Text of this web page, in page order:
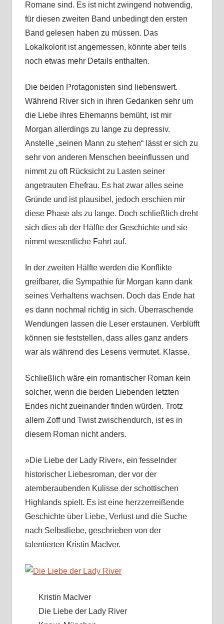
Romane sind. Es ist nicht zwingend notwendig,
für diesen zweiten Band unbedingt den ersten
Band gelesen haben zu müssen. Das
Lokalkolorit ist angemessen, könnte aber teils
noch etwas mehr Details enthalten.
Die beiden Protagonisten sind liebenswert.
Während River sich in ihren Gedanken sehr um
die Liebe ihres Ehemanns bemüht, ist mir
Morgan allerdings zu lange zu depressiv.
Anstelle „seinen Mann zu stehen“ lässt er sich zu
sehr von anderen Menschen beeinflussen und
nimmt zu oft Rücksicht zu Lasten seiner
angetrauten Ehefrau. Es hat zwar alles seine
Gründe und ist plausibel, jedoch erschien mir
diese Phase als zu lange. Doch schließlich dreht
sich dies ab der Hälfte der Geschichte und sie
nimmt wesentliche Fahrt auf.
In der zweiten Hälfte werden die Konflikte
greifbarer, die Sympathie für Morgan kann dank
seines Verhaltens wachsen. Doch das Ende hat
es dann nochmal richtig in sich. Überraschende
Wendungen lassen die Leser erstaunen. Verblüfft
können sie feststellen, dass alles ganz anders
war als während des Lesens vermutet. Klasse.
Schließlich wäre ein romantischer Roman kein
solcher, wenn die beiden Liebenden letzten
Endes nicht zueinander finden würden. Trotz
allem Zoff und Twist zwischendurch, ist es in
diesem Roman nicht anders.
»Die Liebe der Lady River«, ein fesselnder
historischer Liebesroman, der vor der
atemberaubenden Kulisse der schottischen
Highlands spielt. Es ist eine herzzerreißende
Geschichte über Liebe, Verlust und die Suche
nach Selbstliebe, geschrieben von der
talentierten Kristin MacIver.
Kristin MacIver
Die Liebe der Lady River